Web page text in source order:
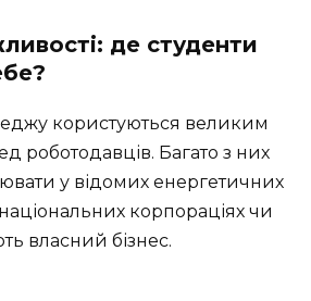
де студенти
користуються великим
роботодавців. Багато з них
у відомих енергетичних
корпораціях чи
власний бізнес.